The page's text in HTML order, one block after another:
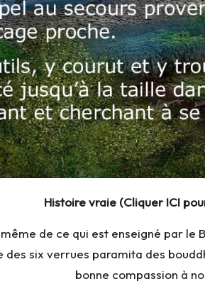
Histoire vraie (Cliquer ICI
même de ce qui est enseigné
des six verrues paramita des
bonne compassion à